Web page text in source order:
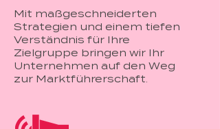
Mit maßgeschneiderten
Strategien und einem tiefen
Verständnis für Ihre
Zielgruppe bringen wir Ihr
Unternehmen auf den Weg
zur Marktführerschaft.